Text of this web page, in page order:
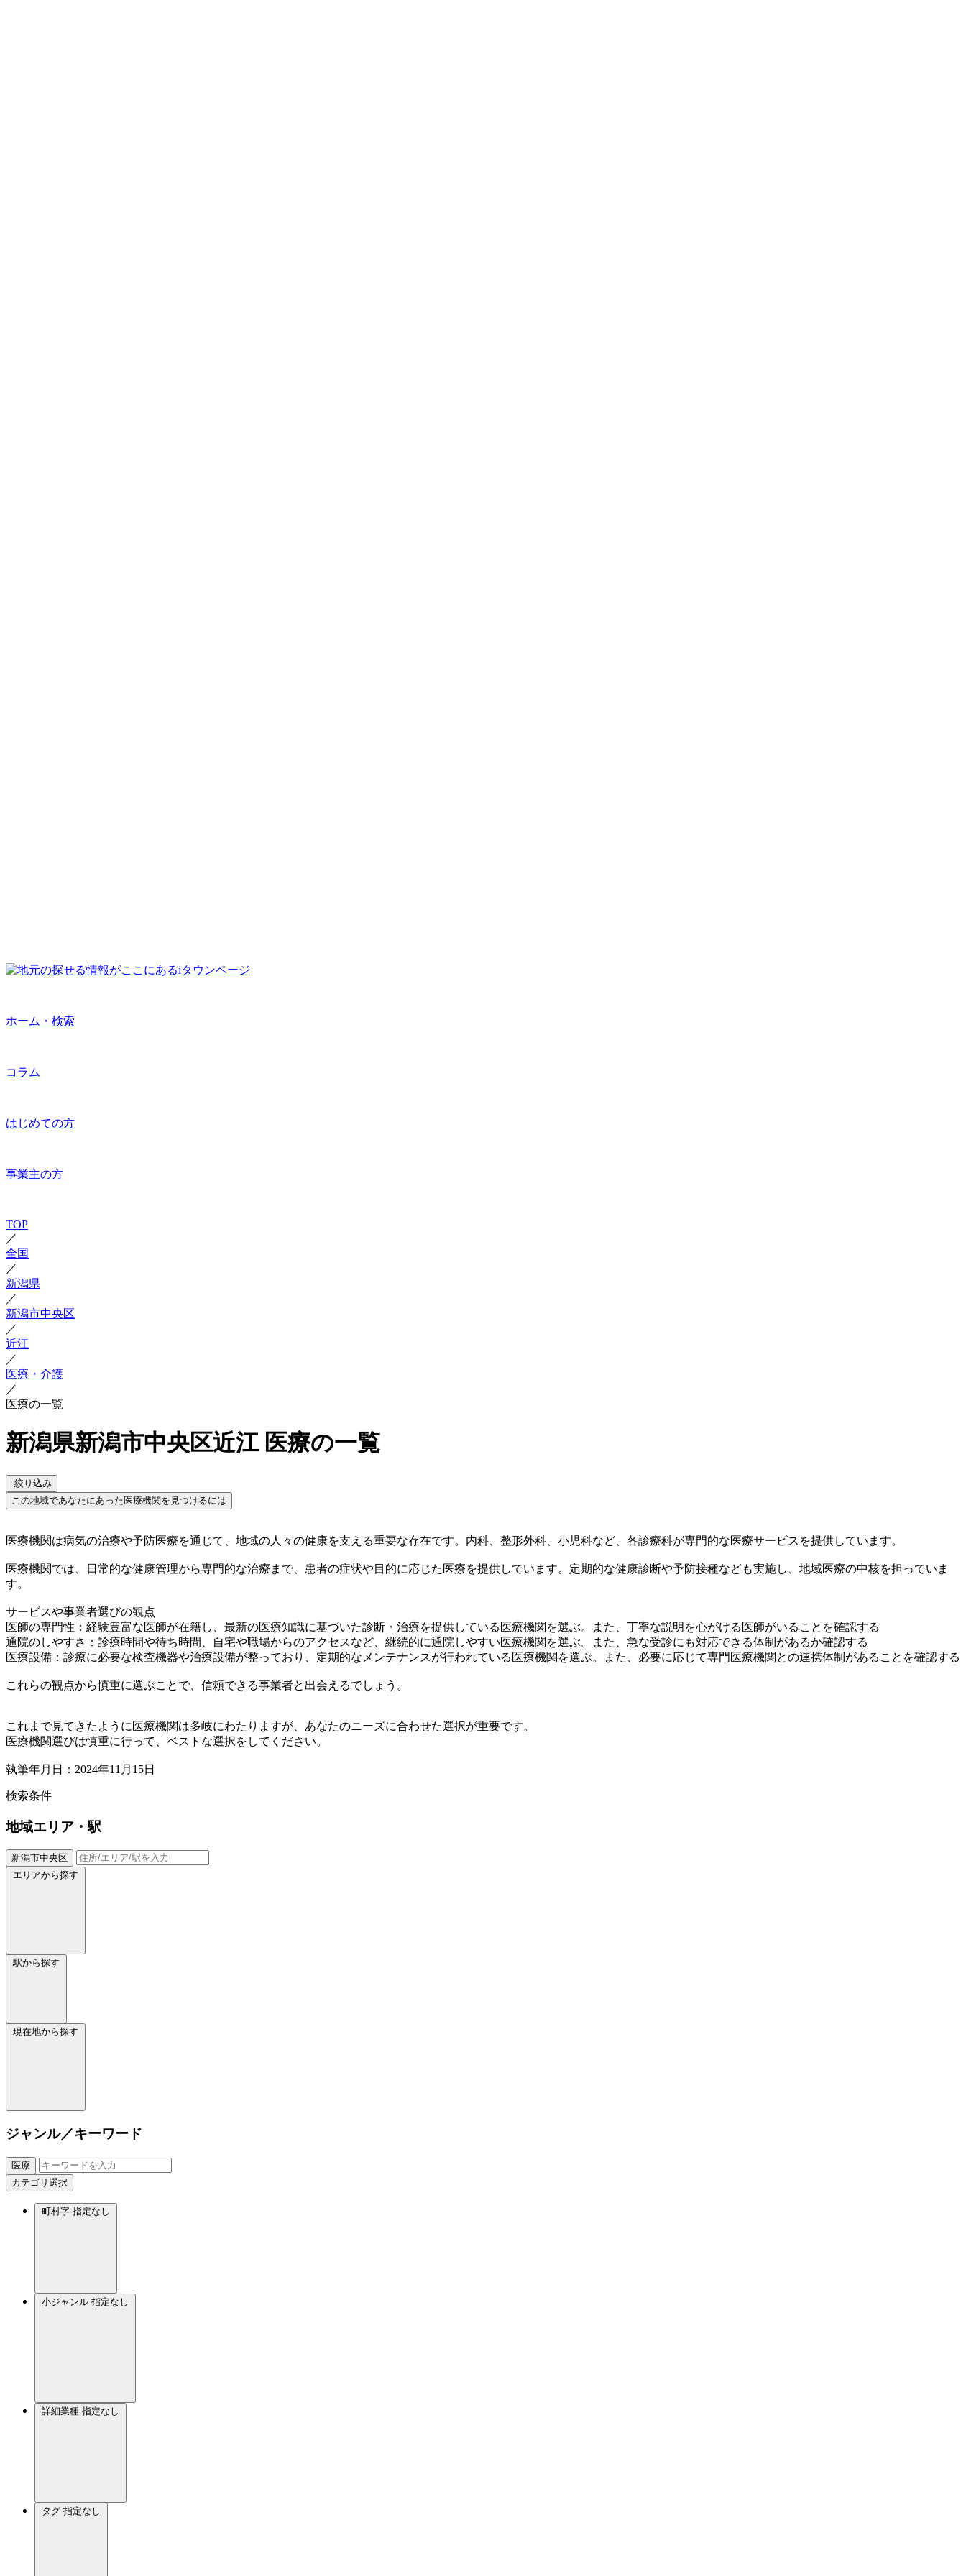
ホーム・検索
コラム
はじめての方
事業主の方
TOP
／
全国
／
新潟県
／
新潟市中央区
／
近江
／
医療・介護
／
医療の一覧
新潟県新潟市中央区近江 医療の一覧
絞り込み
この地域であなたにあった医療機関を見つけるには
医療機関は病気の治療や予防医療を通じて、地域の人々の健康を支える重要な存在です。内科、整形外科、小児科など、各診療科が専門的な医療サービスを提供しています。
医療機関では、日常的な健康管理から専門的な治療まで、患者の症状や目的に応じた医療を提供しています。定期的な健康診断や予防接種なども実施し、地域医療の中核を担っていま
す。
サービスや事業者選びの観点
医師の専門性：経験豊富な医師が在籍し、最新の医療知識に基づいた診断・治療を提供している医療機関を選ぶ。また、丁寧な説明を心がける医師がいることを確認する
通院のしやすさ：診療時間や待ち時間、自宅や職場からのアクセスなど、継続的に通院しやすい医療機関を選ぶ。また、急な受診にも対応できる体制があるか確認する
医療設備：診療に必要な検査機器や治療設備が整っており、定期的なメンテナンスが行われている医療機関を選ぶ。また、必要に応じて専門医療機関との連携体制があることを確認する
これらの観点から慎重に選ぶことで、信頼できる事業者と出会えるでしょう。
これまで見てきたように医療機関は多岐にわたりますが、あなたのニーズに合わせた選択が重要です。
医療機関選びは慎重に行って、ベストな選択をしてください。
執筆年月日：2024年11月15日
検索条件
地域エリア・駅
新潟市中央区
エリアから探す
駅から探す
現在地から探す
ジャンル／キーワード
医療
カテゴリ選択
町村字 指定なし
小ジャンル 指定なし
詳細業種 指定なし
タグ 指定なし